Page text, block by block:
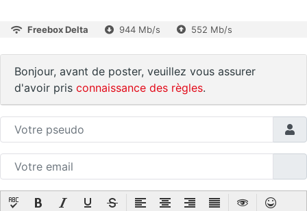
Freebox Delta 944 Mb/s 552 Mb/s
Bonjour, avant de poster, veuillez vous assurer
d'avoir pris connaissance des règles.